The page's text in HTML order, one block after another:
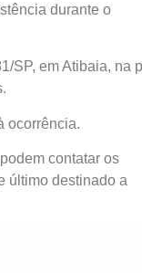
durante o
SP, em Atibaia, na
ocorrência.
contatar os
último destinado a